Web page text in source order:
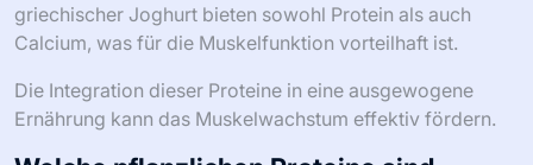
griechischer Joghurt bieten sowohl Protein als auch
Calcium, was für die Muskelfunktion vorteilhaft ist.
Die Integration dieser Proteine in eine ausgewogene
Ernährung kann das Muskelwachstum effektiv fördern.